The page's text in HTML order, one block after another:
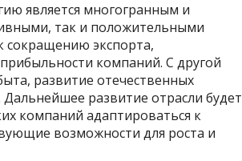
является многогранным и
так и положительными
сокращению экспорта,
компаний. С другой
развитие отечественных
развитие отрасли будет
компаний адаптироваться к
возможности для роста и